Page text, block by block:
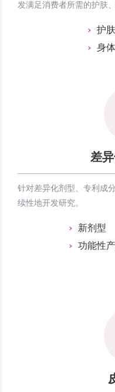
发满足消费者所需的护肤
护肤
身体
差
针对差异化剂型、专利成
续性地开发研究。
新剂型
功能性